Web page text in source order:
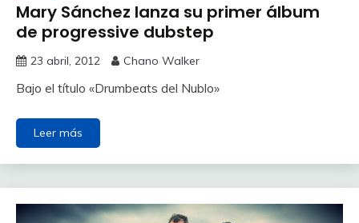
Mary Sánchez lanza su primer álbum
de progressive dubstep
23 abril, 2012 Chano Walker
Bajo el título «Drumbeats del Nublo»
Leer más